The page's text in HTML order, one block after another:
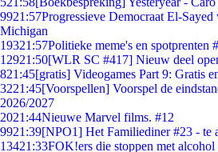
9921:57Progressieve Democraat El-
Michigan
19321:57Politieke meme's en spotprenten
12921:50[WLR SC #417] Nieuw deel
821:45[gratis] Videogames Part 9: Gratis
3221:45[Voorspellen] Voorspel de
2026/2027
2021:44Nieuwe Marvel films. #12
9921:39[NPO1] Het Familiediner #23 - te
13421:33FOK!ers die stoppen met alcohol